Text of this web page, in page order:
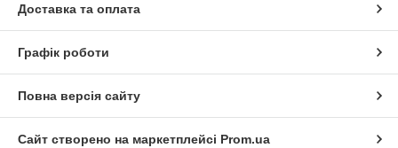
Доставка та оплата
Графік роботи
Повна версія сайту
Сайт створено на маркетплейсі Prom.ua